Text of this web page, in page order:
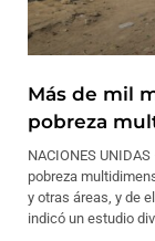
Más de mil
pobreza
NACIONES
pobreza
y otras áreas, y de
indicó un estudio